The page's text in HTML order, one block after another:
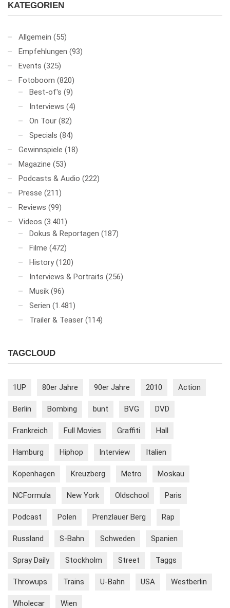
KATEGORIEN
Allgemein (55)
Empfehlungen (93)
Events (325)
Fotoboom (820)
Best-of's (9)
Interviews (4)
On Tour (82)
Specials (84)
Gewinnspiele (18)
Magazine (53)
Podcasts & Audio (222)
Presse (211)
Reviews (99)
Videos (3.401)
Dokus & Reportagen (187)
Filme (472)
History (120)
Interviews & Portraits (256)
Musik (96)
Serien (1.481)
Trailer & Teaser (114)
TAGCLOUD
1UP 80er Jahre 90er Jahre 2010 Action
Berlin Bombing bunt BVG DVD
Frankreich Full Movies Graffiti Hall
Hamburg Hiphop Interview Italien
Kopenhagen Kreuzberg Metro Moskau
NCFormula New York Oldschool Paris
Podcast Polen Prenzlauer Berg Rap
Russland S-Bahn Schweden Spanien
Spray Daily Stockholm Street Taggs
Throwups Trains U-Bahn USA Westberlin
Wholecar Wien